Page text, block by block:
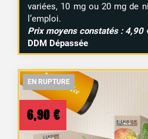
variées, 10 mg ou 20 mg de
l’emploi.
Prix moyens constatés : 4,90
DDM Dépassée
EN RUPTURE
EN RUPTURE
6,90 €
EN RUPTURE